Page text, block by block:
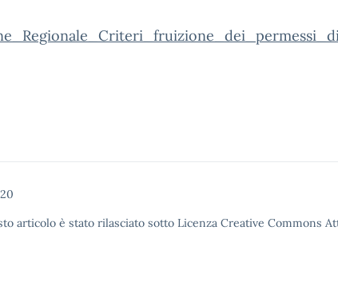
articolo è stato rilasciato sotto Licenza Creative Commons